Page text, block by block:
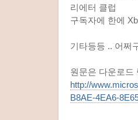
리에터 클럽
구독자에 한에
기타등등 .. 어쩌
원문은 다운로드
http://
B8AE-4EA6-